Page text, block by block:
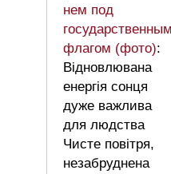
нем под
флагом (фото):
Відновлювана
енергія сонця
дуже важлива
для людства
Чисте повітря,
незабруднена